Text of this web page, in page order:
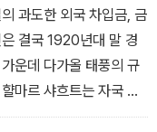
과도한 외국 차입금, 금
결국 1920년대 말 경
운데 다가올 태풍의 규
마르 샤흐트는 자국 정
에밀 모로는 서로 다툼